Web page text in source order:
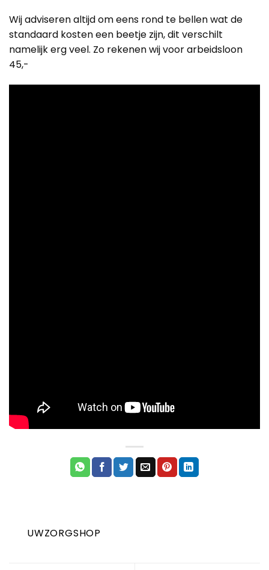
Wij adviseren altijd om eens rond te bellen wat de
standaard kosten een beetje zijn, dit verschilt
namelijk erg veel. Zo rekenen wij voor arbeidsloon
45,-
UWZORGSHOP